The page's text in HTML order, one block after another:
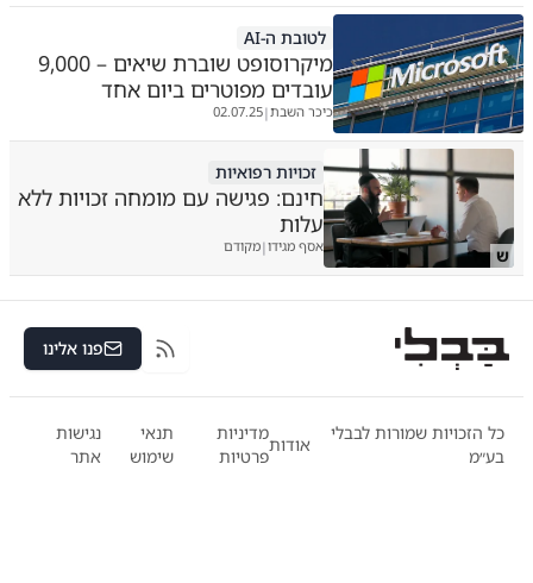
לטובת ה-AI
מיקרוסופט שוברת שיאים – 9,000
עובדים מפוטרים ביום אחד
כיכר השבת|
02.07.25
ש
זכויות רפואיות
חינם: פגישה עם מומחה זכויות ללא
עלות
אסף מגידו|מקודם
RSS פנו אלינו
כל הזכויות שמורות לבבלי
בע״מ
אודות
מדיניות
פרטיות
תנאי
שימוש
נגישות
אתר